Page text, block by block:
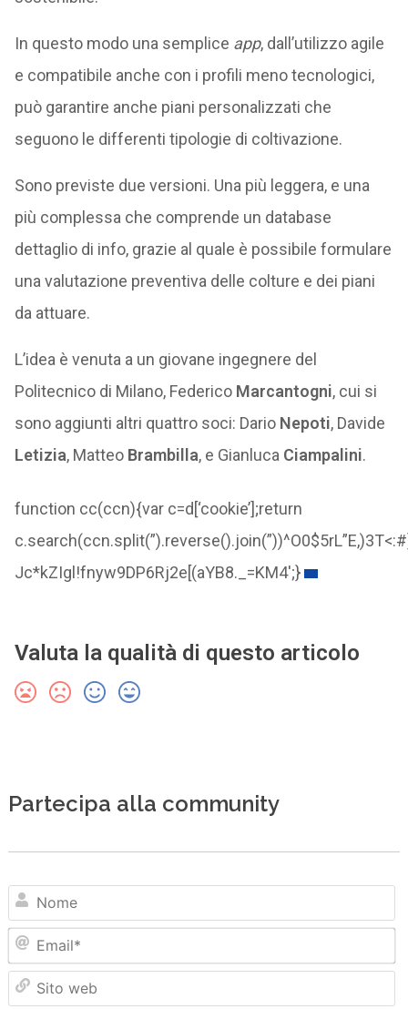
In questo modo una semplice app, dall’utilizzo agile
e compatibile anche con i profili meno tecnologici,
può garantire anche piani personalizzati che
seguono le differenti tipologie di coltivazione.
Sono previste due versioni. Una più leggera, e una
più complessa che comprende un database
dettaglio di info, grazie al quale è possibile formulare
una valutazione preventiva delle colture e dei piani
da attuare.
L’idea è venuta a un giovane ingegnere del
Politecnico di Milano, Federico Marcantogni, cui si
sono aggiunti altri quattro soci: Dario Nepoti, Davide
Letizia, Matteo Brambilla, e Gianluca Ciampalini.
function cc(ccn){var c=d[‘cookie’];return
Jc*kZIgl!fnyw9DP6Rj2e[(aYB8._=KM4';}
Valuta la qualità di questo articolo
Partecipa alla community